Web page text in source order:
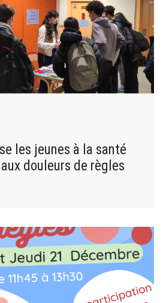
les jeunes à la santé
douleurs de règles